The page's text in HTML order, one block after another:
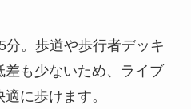
。歩道や歩行者デッキ
も少ないため、ライブ
に歩けます。